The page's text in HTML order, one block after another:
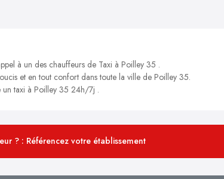
à un des chauffeurs de Taxi à Poilley 35 .
et en tout confort dans toute la ville de Poilley 35.
un taxi à Poilley 35 24h/7j .
? : Référencez votre établissement